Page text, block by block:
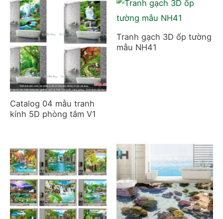
Catalog 04 mẫu tranh
kính 5D phòng tắm V1
Tranh gạch 3D ốp tường
mẫu NH41